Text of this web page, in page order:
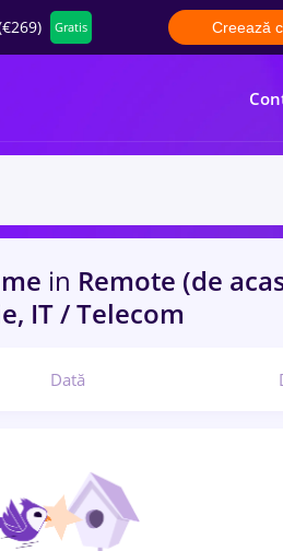
Gratis Creează
in Remote (de
IT / Telecom
Dată